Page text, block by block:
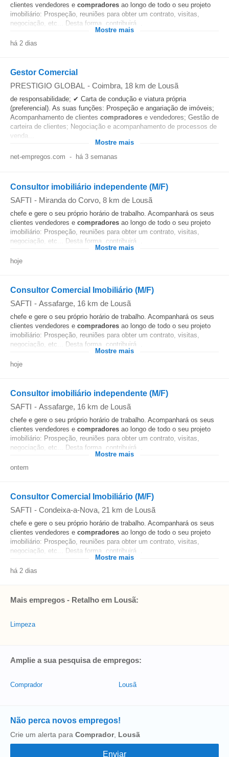
clientes vendedores e compradores ao longo de todo o seu projeto
imobiliário: Prospeção, reuniões para obter um contrato, visitas,
negociação, etc... Desta forma, contribuirá...
Mostre mais
há 2 dias
Gestor Comercial
PRESTIGIO GLOBAL - Coimbra, 18 km de Lousã
de responsabilidade; ✔ Carta de condução e viatura própria
(preferencial). As suas funções: Prospeção e angariação de imóveis;
Acompanhamento de clientes compradores e vendedores; Gestão de
carteira de clientes; Negociação e acompanhamento de processos de
venda...
Mostre mais
net-empregos.com - há 3 semanas
Consultor imobiliário independente (M/F)
SAFTI - Miranda do Corvo, 8 km de Lousã
chefe e gere o seu próprio horário de trabalho. Acompanhará os seus
clientes vendedores e compradores ao longo de todo o seu projeto
imobiliário: Prospeção, reuniões para obter um contrato, visitas,
negociação, etc... Desta forma, contribuirá...
Mostre mais
hoje
Consultor Comercial Imobiliário (M/F)
SAFTI - Assafarge, 16 km de Lousã
chefe e gere o seu próprio horário de trabalho. Acompanhará os seus
clientes vendedores e compradores ao longo de todo o seu projeto
imobiliário: Prospeção, reuniões para obter um contrato, visitas,
negociação, etc... Desta forma, contribuirá...
Mostre mais
hoje
Consultor imobiliário independente (M/F)
SAFTI - Assafarge, 16 km de Lousã
chefe e gere o seu próprio horário de trabalho. Acompanhará os seus
clientes vendedores e compradores ao longo de todo o seu projeto
imobiliário: Prospeção, reuniões para obter um contrato, visitas,
negociação, etc... Desta forma, contribuirá...
Mostre mais
ontem
Consultor Comercial Imobiliário (M/F)
SAFTI - Condeixa-a-Nova, 21 km de Lousã
chefe e gere o seu próprio horário de trabalho. Acompanhará os seus
clientes vendedores e compradores ao longo de todo o seu projeto
imobiliário: Prospeção, reuniões para obter um contrato, visitas,
negociação, etc... Desta forma, contribuirá...
Mostre mais
há 2 dias
Mais empregos - Retalho em Lousã:
Limpeza
Amplie a sua pesquisa de empregos:
Comprador Lousã
Não perca novos empregos!
Crie um alerta para Comprador, Lousã